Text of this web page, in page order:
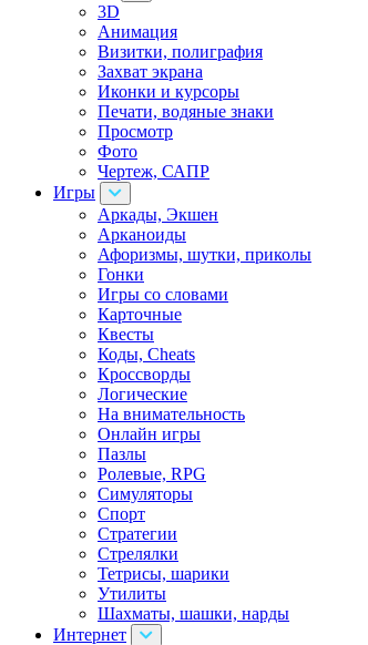
3D
Анимация
Визитки, полиграфия
Захват экрана
Иконки и курсоры
Печати, водяные знаки
Просмотр
Фото
Чертеж, САПР
Игры
Аркады, Экшен
Арканоиды
Афоризмы, шутки, приколы
Гонки
Игры со словами
Карточные
Квесты
Коды, Cheats
Кроссворды
Логические
На внимательность
Онлайн игры
Пазлы
Ролевые, RPG
Симуляторы
Спорт
Стратегии
Стрелялки
Тетрисы, шарики
Утилиты
Шахматы, шашки, нарды
Интернет